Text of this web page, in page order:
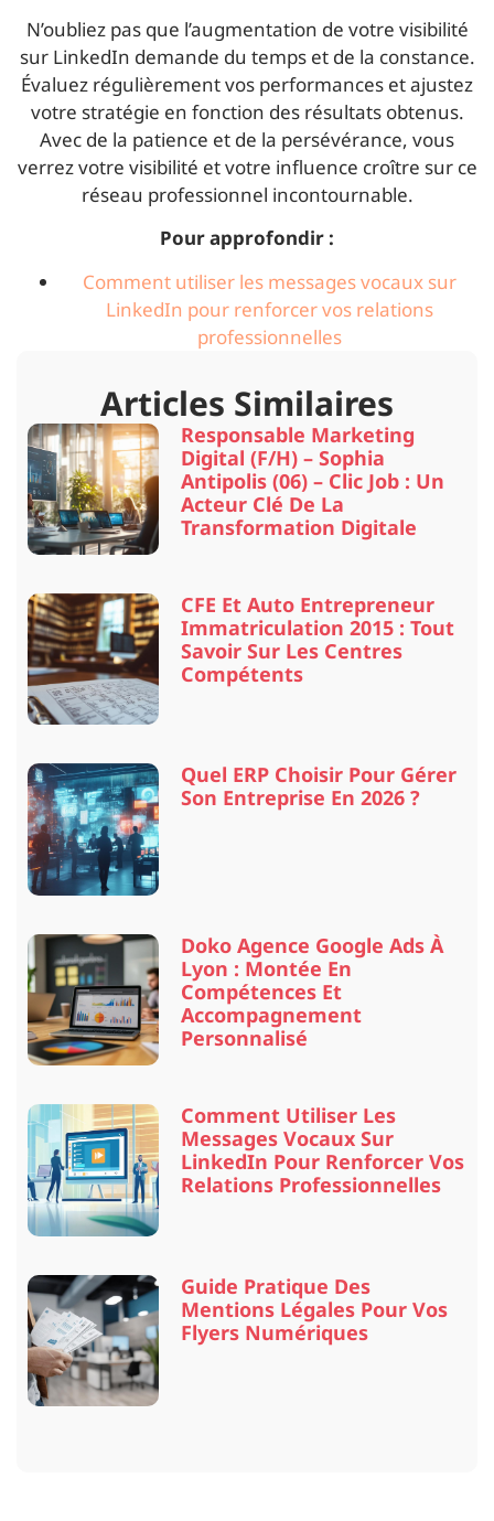
N’oubliez pas que l’augmentation de votre visibilité
sur LinkedIn demande du temps et de la constance.
Évaluez régulièrement vos performances et ajustez
votre stratégie en fonction des résultats obtenus.
Avec de la patience et de la persévérance, vous
verrez votre visibilité et votre influence croître sur ce
réseau professionnel incontournable.
Pour approfondir :
Comment utiliser les messages vocaux sur
LinkedIn pour renforcer vos relations
professionnelles
Articles Similaires
Responsable Marketing
Digital (F/H) – Sophia
Antipolis (06) – Clic Job : Un
Acteur Clé De La
Transformation Digitale
CFE Et Auto Entrepreneur
Immatriculation 2015 : Tout
Savoir Sur Les Centres
Compétents
Quel ERP Choisir Pour Gérer
Son Entreprise En 2026 ?
Doko Agence Google Ads À
Lyon : Montée En
Compétences Et
Accompagnement
Personnalisé
Comment Utiliser Les
Messages Vocaux Sur
LinkedIn Pour Renforcer Vos
Relations Professionnelles
Guide Pratique Des
Mentions Légales Pour Vos
Flyers Numériques